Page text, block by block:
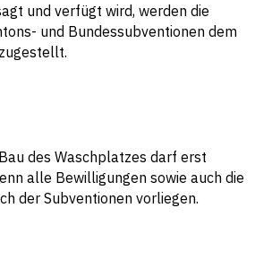
und verfügt wird, werden die
und Bundessubventionen dem
des Waschplatzes darf erst
alle Bewilligungen sowie auch die
der Subventionen vorliegen.